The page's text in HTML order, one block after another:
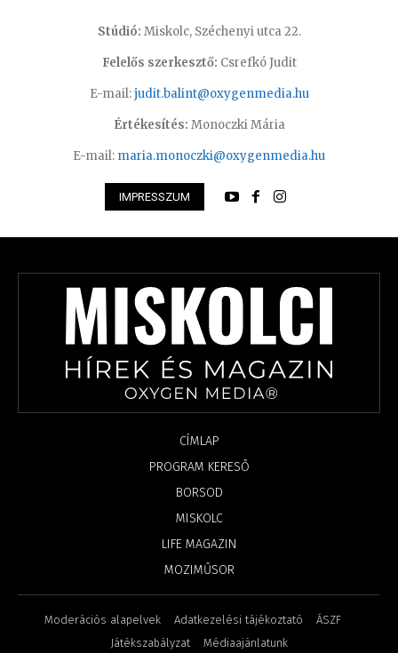
Stúdió: Miskolc, Széchenyi utca 22.
Felelős szerkesztő: Csrefkó Judit
E-mail:judit.balint@oxygenmedia.hu
Értékesítés: Monoczki Mária
E-mail: maria.monoczki@oxygenmedia.hu
IMPRESSZUM
CÍMLAP
PROGRAM KERESŐ
BORSOD
MISKOLC
LIFE MAGAZIN
MOZIMŰSOR
Moderációs alapelvek Adatkezelési tájékoztató
ÁSZF
Játékszabályzat
Médiaajánlatunk